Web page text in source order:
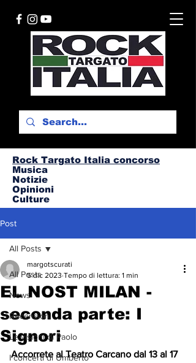
Rock Targato Italia concorso
Musica
Notizie
Opinioni
Culture
Post
All Posts
News
Recensioni
Le visioni di Paolo
I concerti di Umberto
All Posts
EL NOST MILAN -
seconda parte: I
Signori
margotscurati
5 dic 2023 Tempo di lettura: 1 min
Accorrete al Teatro Carcano dal 13 al 17